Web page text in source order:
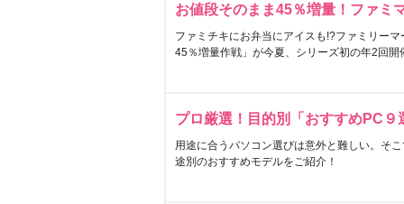
お値段そのまま45％増量！ファミ
ファミチキにお弁当にアイスも!?ファミリー
45％増量作戦」が今夏、シリーズ初の年2回開
プロ厳選！目的別「おすすめPC９
用途に合うパソコン選びは意外と難しい。そ
途別のおすすめモデルをご紹介！